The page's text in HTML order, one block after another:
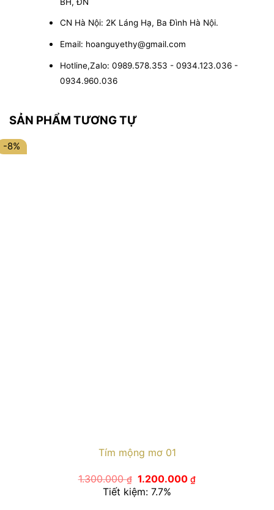
CN Hà Nội: 2K Láng Hạ, Ba Đình Hà Nội.
Email: hoanguyethy@gmail.com
Hotline,Zalo: 0989.578.353 - 0934.123.036 -
0934.960.036
SẢN PHẨM TƯƠNG TỰ
-8%
Tím mộng mơ 01
1.300.000₫ Giá
gốc
là:
1.200.000₫Giá
Tiết kiệm: 7.7%